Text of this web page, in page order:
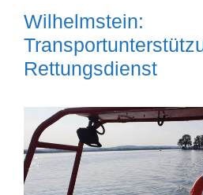
Wilhelmstein:
Rettungsdienst